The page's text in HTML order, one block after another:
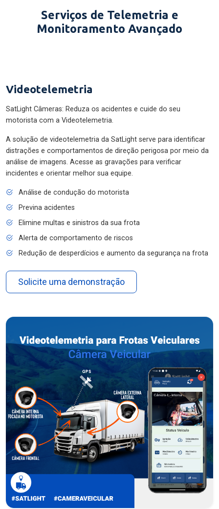
Serviços de Telemetria e
Monitoramento Avançado
Videotelemetria
SatLight Câmeras: Reduza os acidentes e cuide do seu
motorista com a Videotelemetria.
A solução de videotelemetria da SatLight serve para identificar
distrações e comportamentos de direção perigosa por meio da
análise de imagens. Acesse as gravações para verificar
incidentes e orientar melhor sua equipe.
Análise de condução do motorista
Previna acidentes
Elimine multas e sinistros da sua frota
Alerta de comportamento de riscos
Redução de desperdícios e aumento da segurança na frota
Solicite uma demonstração